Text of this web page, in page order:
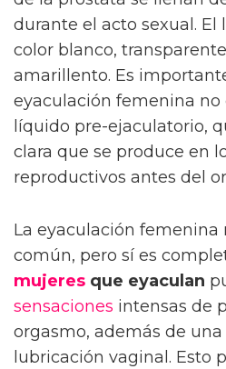
durante el acto sexual.
color blanco,
amarillento. Es
eyaculación femenina no
líquido pre-ejaculatorio,
clara que se produce en
reproductivos antes del
La eyaculación femenina
común, pero sí es
mujeres que eyaculan
sensaciones intensas de
orgasmo, además de
lubricación vaginal. Esto